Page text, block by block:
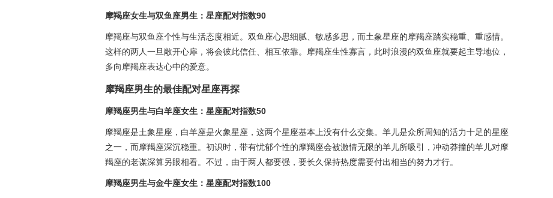
摩羯座女生与双鱼座男生：星座配对指数90
摩羯座与双鱼座个性与生活态度相近。双鱼座心思细腻、敏感多思，而土象星座的摩羯座踏实稳重、重感情。
这样的两人一旦敞开心扉，将会彼此信任、相互依靠。摩羯座生性寡言，此时浪漫的双鱼座就要起主导地位，
多向摩羯座表达心中的爱意。
摩羯座男生的最佳配对星座再探
摩羯座男生与白羊座女生：星座配对指数50
摩羯座是土象星座，白羊座是火象星座，这两个星座基本上没有什么交集。羊儿是众所周知的活力十足的星座
之一，而摩羯座深沉稳重。初识时，带有忧郁个性的摩羯座会被激情无限的羊儿所吸引，冲动莽撞的羊儿对摩
羯座的老谋深算另眼相看。不过，由于两人都要强，要长久保持热度需要付出相当的努力才行。
摩羯座男生与金牛座女生：星座配对指数100